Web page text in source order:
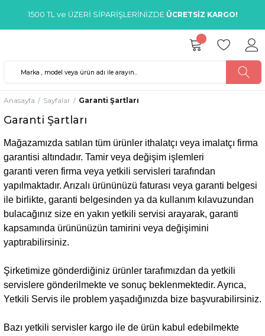
1500 TL ve ÜZERİ SİPARİŞLERİNİZDE ÜCRETSİZ KARGO!
Anasayfa Sayfalar Garanti Şartları
Garanti Şartları
Mağazamızda satılan tüm ürünler ithalatçı veya imalatçı firma
garantisi altındadır. Tamir veya değişim işlemleri
garanti veren firma veya yetkili servisleri tarafından
yapılmaktadır. Arızalı ürününüzü faturası veya garanti belgesi
ile birlikte, garanti belgesinden ya da kullanım kılavuzundan
bulacağınız size en yakın yetkili servisi arayarak, garanti
kapsamında ürününüzün tamirini veya değişimini
yaptırabilirsiniz.
Şirketimize gönderdiğiniz ürünler tarafımızdan da yetkili
servislere gönderilmekte ve sonuç beklenmektedir. Ayrıca,
Yetkili Servis ile problem yaşadığınızda bize başvurabilirsiniz.
Bazı yetkili servisler kargo ile de ürün kabul edebilmekte